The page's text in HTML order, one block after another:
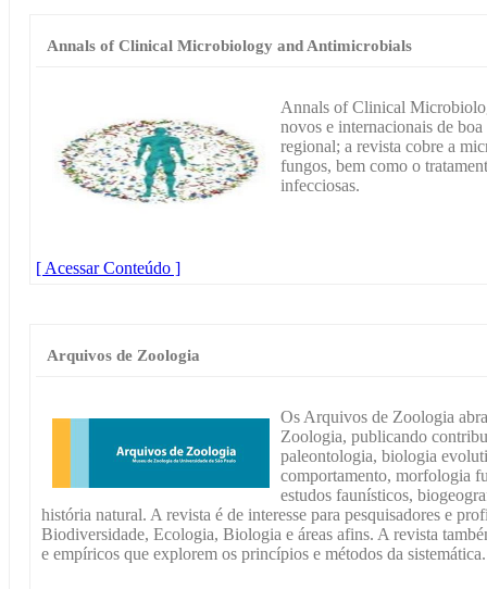
Annals of Clinical Microbiology and Antimicrobials
Annals of Clinical
novos e internacionais de
regional; a revista cobre a
fungos, bem como o
infecciosas.
[ Acessar Conteúdo ]
Arquivos de Zoologia
Os Arquivos de Zoologia
Zoologia, publicando
paleontologia, biologia
comportamento, morfologia
estudos faunísticos,
história natural. A revista é de interesse para pesquisadores e
Biodiversidade, Ecologia, Biologia e áreas afins. A revista
e empíricos que explorem os princípios e métodos da sistemática.